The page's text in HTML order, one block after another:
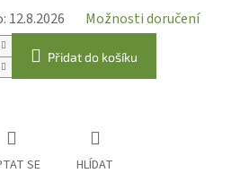
12.8.2026 Možnosti doručení
Přidat do košíku
SE HLÍDAT